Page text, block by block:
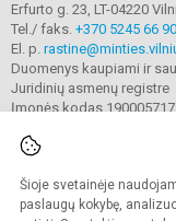
Šioje svetainėje
paslaugų kokybę,
Erfurto g. 23, LT-04220
Tel./ faks. +370 5245 66 90
El. p.
Duomenys kaupiami ir
Juridinių asmenų registre
Įmonės kodas 190005717
© 2022. Vilniaus
Kopijuoti turinį be